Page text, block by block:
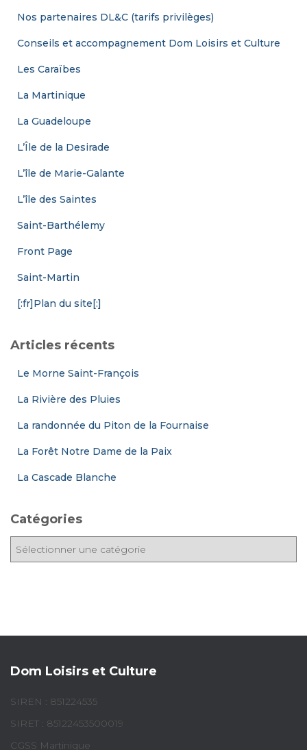
Nos partenaires DL&C (tarifs privilèges)
Conseils et accompagnement Dom Loisirs et Culture
Les Caraïbes
La Martinique
La Guadeloupe
L’Île de la Desirade
L’île de Marie-Galante
L’île des Saintes
Saint-Barthélemy
Front Page
Saint-Martin
[:fr]Plan du site[:]
Articles récents
Le Morne Saint-François
La Rivière des Pluies
La randonnée du Piton de la Fournaise
La Forêt Notre Dame de la Paix
La Cascade Blanche
Catégories
r
e
s
Dom Loisirs et Culture
SIREN : 851224535
SIRET : 85122453500019
CGSS Martinique